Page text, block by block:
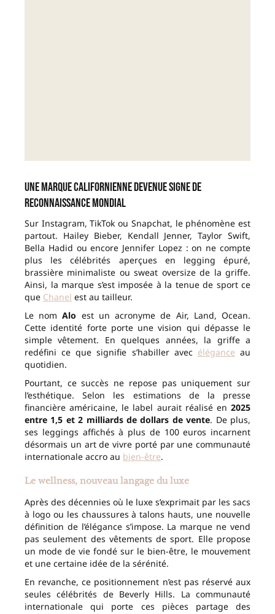
Une marque californienne devenue signe de
reconnaissance mondial
Sur Instagram, TikTok ou Snapchat, le phénomène est
partout. Hailey Bieber, Kendall Jenner, Taylor Swift,
Bella Hadid ou encore Jennifer Lopez : on ne compte
plus les célébrités aperçues en legging épuré,
brassière minimaliste ou sweat oversize de la griffe.
Ainsi, la marque s’est imposée à la tenue de sport ce
que Chanel est au tailleur.
Le nomAlo est un acronyme de Air, Land, Ocean.
Cette identité forte porte une vision qui dépasse le
simple vêtement. En quelques années, la griffe a
redéfini ce que signifie s’habiller avec élégance au
quotidien.
Pourtant, ce succès ne repose pas uniquement sur
l’esthétique. Selon les estimations de la presse
financière américaine, le label aurait réalisé en 2025
entre 1,5 et 2 milliards de dollars de vente. De plus,
ses leggings affichés à plus de 100 euros incarnent
désormais un art de vivre porté par une communauté
internationale accro au bien-être.
Le wellness, nouveau langage du luxe
Après des décennies où le luxe s’exprimait par les sacs
à logo ou les chaussures à talons hauts, une nouvelle
définition de l’élégance s’impose. La marque ne vend
pas seulement des vêtements de sport. Elle propose
un mode de vie fondé sur le bien-être, le mouvement
et une certaine idée de la sérénité.
En revanche, ce positionnement n’est pas réservé aux
seules célébrités de Beverly Hills. La communauté
internationale qui porte ces pièces partage des